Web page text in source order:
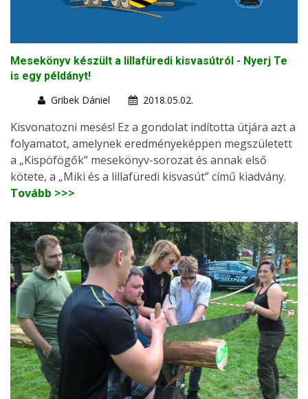
Mesekönyv készült a lillafüredi kisvasútról - Nyerj Te
is egy példányt!
Gribek Dániel
2018.05.02.
Kisvonatozni mesés! Ez a gondolat indította útjára azt a
folyamatot, amelynek eredményeképpen megszületett
a „Kispöfögők” mesekönyv-sorozat és annak első
kötete, a „Miki és a lillafüredi kisvasút” című kiadvány.
Tovább >>>